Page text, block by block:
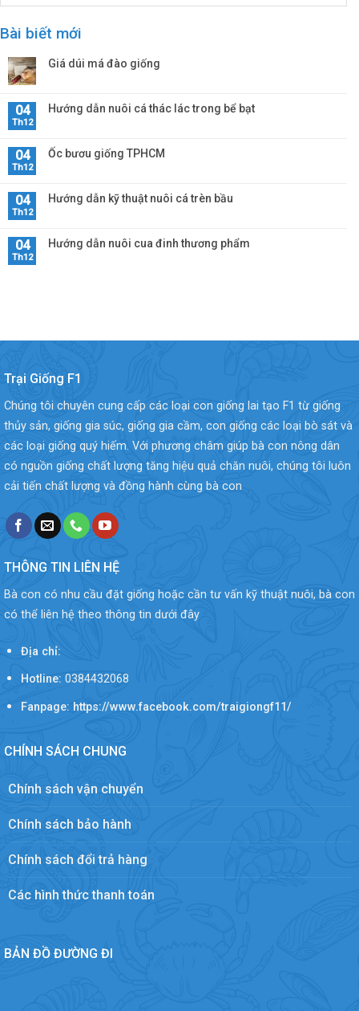
Bài biết mới
Giá dúi má đào giống
04
Th12
Hướng dẫn nuôi cá thác lác trong bể bạt
04
Th12
Ốc bươu giống TPHCM
04
Th12
Hướng dẫn kỹ thuật nuôi cá trèn bầu
04
Th12
Hướng dẫn nuôi cua đinh thương phẩm
Trại Giống F1
Chúng tôi chuyên cung cấp các loại con giống lai tạo F1 từ giống
thủy sản, giống gia súc, giống gia cầm, con giống các loại bò sát và
các loại giống quý hiếm. Với phương châm giúp bà con nông dân
có nguồn giống chất lượng tăng hiệu quả chăn nuôi, chúng tôi luôn
cải tiến chất lượng và đồng hành cùng bà con
THÔNG TIN LIÊN HỆ
Bà con có nhu cầu đặt giống hoặc cần tư vấn kỹ thuật nuôi, bà con
có thể liên hệ theo thông tin dưới đây
Địa chỉ:
Hotline: 0384432068
Fanpage: https://www.facebook.com/traigiongf11/
CHÍNH SÁCH CHUNG
Chính sách vận chuyển
Chính sách bảo hành
Chính sách đổi trả hàng
Các hình thức thanh toán
BẢN ĐỒ ĐƯỜNG ĐI